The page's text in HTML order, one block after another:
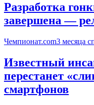
Разработка
завершена —
Чемпионат.com3 месяца
Известный
перестанет
смартфонов